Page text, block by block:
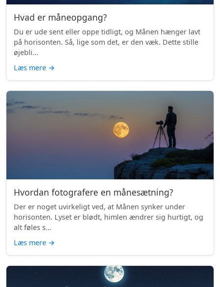
Hvad er måneopgang?
Du er ude sent eller oppe tidligt, og Månen hænger lavt
på horisonten. Så, lige som det, er den væk. Dette stille
øjebli...
Læs mere →
Hvordan fotografere en månesætning?
Der er noget uvirkeligt ved, at Månen synker under
horisonten. Lyset er blødt, himlen ændrer sig hurtigt, og
alt føles s...
Læs mere →